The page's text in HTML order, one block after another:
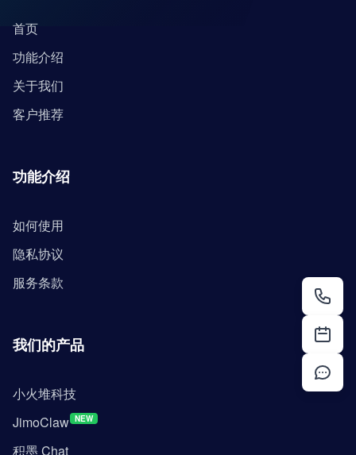
首页
功能介绍
关于我们
客户推荐
功能介绍
如何使用
隐私协议
服务条款
我们的产品
小火堆科技
JimoClaw NEW
积墨 Chat